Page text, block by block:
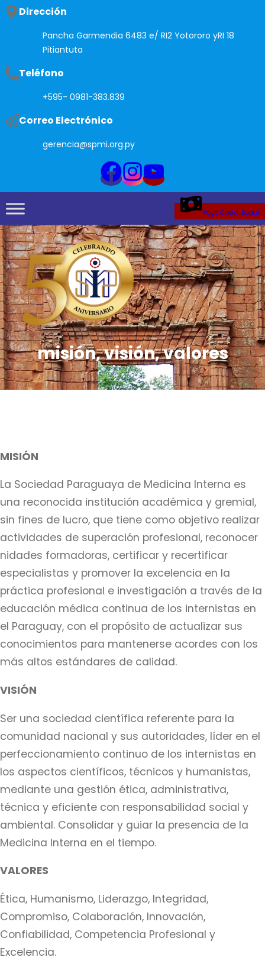
Saltar
contenido
Dirección
Pancha Garmendia 6483 e/ RI2 Yotororo yRI 18
Pitiantuta
Teléfono
+595- 0981-383.839
Correo Electrónico
gerencia@spmi.org.py
Pago Cuota Social
misión, visión, valores
MISIÓN
La Sociedad Paraguaya de Medicina Interna es
una reconocida institución académica y gremial,
sin fines de lucro, que tiene como objetivo realizar
actividades de superación profesional, reconocer
nidades formadoras, certificar y recertificar
especialistas y promover la excelencia en la
práctica profesional e investigación a través de la
educación médica continua de los internistas en
el Paraguay, con el propósito de actualizar sus
conocimientos para mantenerse acordes con los
más altos estándares de calidad.
VISIÓN
Ser una sociedad científica referente para la
comunidad nacional y sus autoridades, líder en el
perfeccionamiento continuo de los internistas en
los aspectos científicos, técnicos y humanistas,
mediante una gestión ética, administrativa,
técnica y eficiente con responsabilidad social y
ambiental. Consolidar y guiar la presencia de la
Medicina Interna en el tiempo.
VALORES
Ética, Humanismo, Liderazgo, Integridad,
Compromiso, Colaboración, Innovación,
Confiabilidad, Competencia Profesional y
Excelencia.